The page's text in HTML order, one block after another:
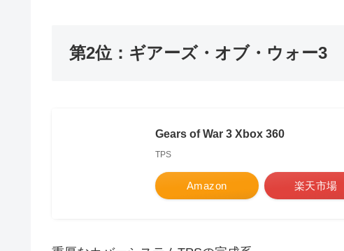
第2位：ギアーズ・オブ・ウォー3
Gears of War 3 Xbox 360
TPS
Amazon 楽天市場